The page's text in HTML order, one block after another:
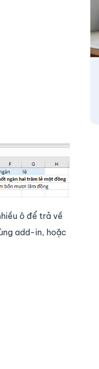
ô để trả về
add-in, hoặc